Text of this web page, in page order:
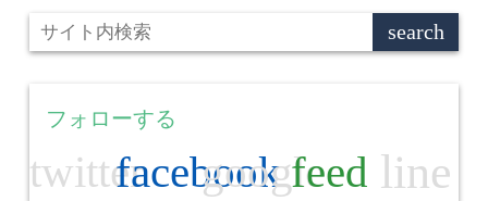
フォローする
twitterfacebook
googlefeed line